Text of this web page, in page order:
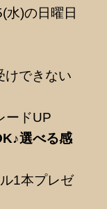
)の日曜日
できない
ードUP
選べる感
1本プレゼ